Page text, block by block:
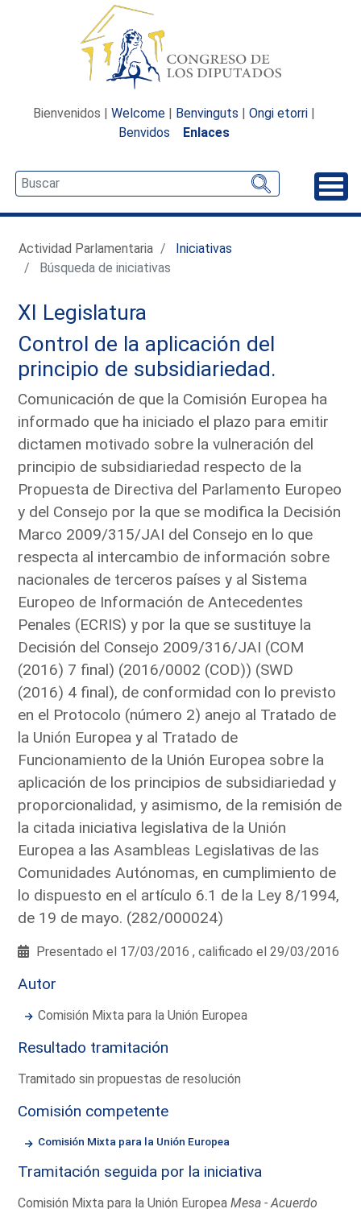
Bienvenidos | Welcome | Benvinguts | Ongi etorri |
Benvidos
Enlaces
Actividad Parlamentaria
Iniciativas
Búsqueda de iniciativas
XI Legislatura
Control de la aplicación del
principio de subsidiariedad.
Comunicación de que la Comisión Europea ha
informado que ha iniciado el plazo para emitir
dictamen motivado sobre la vulneración del
principio de subsidiariedad respecto de la
Propuesta de Directiva del Parlamento Europeo
y del Consejo por la que se modifica la Decisión
Marco 2009/315/JAI del Consejo en lo que
respecta al intercambio de información sobre
nacionales de terceros países y al Sistema
Europeo de Información de Antecedentes
Penales (ECRIS) y por la que se sustituye la
Decisión del Consejo 2009/316/JAI (COM
(2016) 7 final) (2016/0002 (COD)) (SWD
(2016) 4 final), de conformidad con lo previsto
en el Protocolo (número 2) anejo al Tratado de
la Unión Europea y al Tratado de
Funcionamiento de la Unión Europea sobre la
aplicación de los principios de subsidiariedad y
proporcionalidad, y asimismo, de la remisión de
la citada iniciativa legislativa de la Unión
Europea a las Asambleas Legislativas de las
Comunidades Autónomas, en cumplimiento de
lo dispuesto en el artículo 6.1 de la Ley 8/1994,
de 19 de mayo. (282/000024)
Presentado el 17/03/2016 , calificado el 29/03/2016
Autor
Comisión Mixta para la Unión Europea
Resultado tramitación
Tramitado sin propuestas de resolución
Comisión competente
Comisión Mixta para la Unión Europea
Tramitación seguida por la iniciativa
Comisión Mixta para la Unión EuropeaMesa - Acuerdo